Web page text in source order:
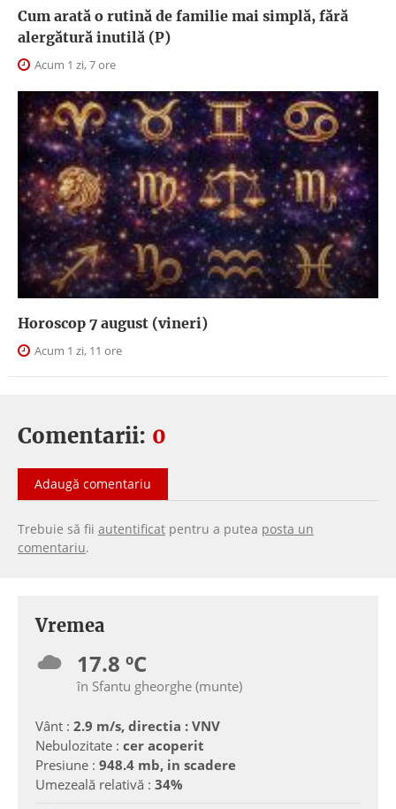
Cum arată o rutină de familie mai simplă, fără
alergătură inutilă (P)
Acum 1 zi, 7 ore
Horoscop 7 august (vineri)
Acum 1 zi, 11 ore
Comentarii: 0
Adaugă comentariu
Trebuie să fii autentificat pentru a putea posta un
comentariu.
Vremea
17.8 ºC
în Sfantu gheorghe (munte)
Vânt : 2.9 m/s, directia : VNV
Nebulozitate : cer acoperit
Presiune : 948.4 mb, in scadere
Umezeală relativă : 34%